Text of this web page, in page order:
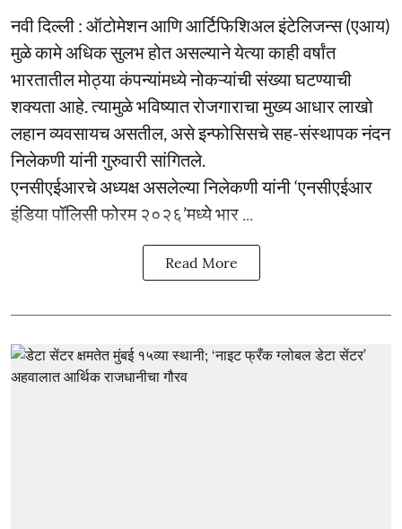
नवी दिल्ली : ऑटोमेशन आणि आर्टिफिशिअल इंटेलिजन्स (एआय)
मुळे कामे अधिक सुलभ होत असल्याने येत्या काही वर्षांत
भारतातील मोठ्या कंपन्यांमध्ये नोकऱ्यांची संख्या घटण्याची
शक्यता आहे. त्यामुळे भविष्यात रोजगाराचा मुख्य आधार लाखो
लहान व्यवसायच असतील, असे इन्फोसिसचे सह-संस्थापक नंदन
निलेकणी यांनी गुरुवारी सांगितले.
एनसीएईआरचे अध्यक्ष असलेल्या निलेकणी यांनी ‘एनसीएईआर
इंडिया पॉलिसी फोरम २०२६’मध्ये भार ...
Read More